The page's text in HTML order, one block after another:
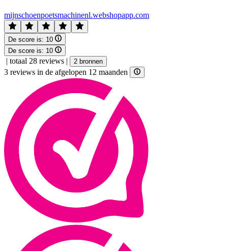
mijnschoenpoetsmachinenl.webshopapp.com
De score is: 10
De score is: 10
| totaal 28 reviews | 2 bronnen
3 reviews in de afgelopen 12 maanden